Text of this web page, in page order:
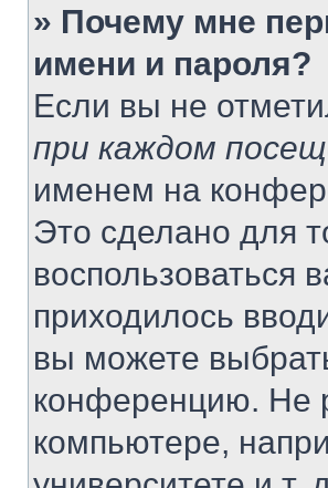
» Почему мне
имени и пароля?
Если вы не
при каждом
именем на
Это сделано для
воспользоваться
приходилось
вы можете
конференцию. Не
компьютере,